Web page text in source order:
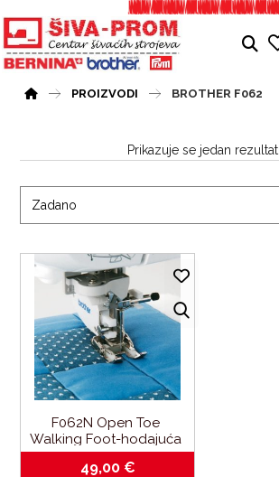
PROIZVODI BROTHER F062
Prikazuje se jedan rezultat
F062N Open Toe
Walking Foot-hodajuća
stopica za brother 7mm
49,00 €